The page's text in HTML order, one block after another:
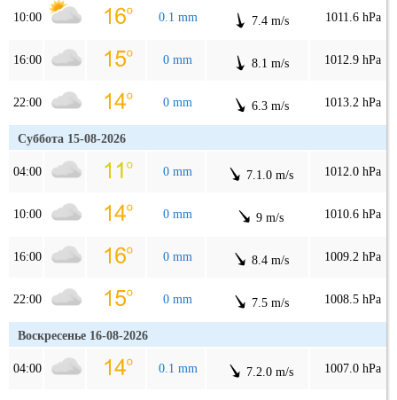
10:00 0.1 mm 7.4 m/s 1011.6 hPa
16:00 0 mm 8.1 m/s 1012.9 hPa
22:00 0 mm 6.3 m/s 1013.2 hPa
Суббота 15-08-2026
04:00 0 mm 7.1.0 m/s 1012.0 hPa
10:00 0 mm 9 m/s 1010.6 hPa
16:00 0 mm 8.4 m/s 1009.2 hPa
22:00 0 mm 7.5 m/s 1008.5 hPa
Воскресенье 16-08-2026
04:00 0.1 mm 7.2.0 m/s 1007.0 hPa